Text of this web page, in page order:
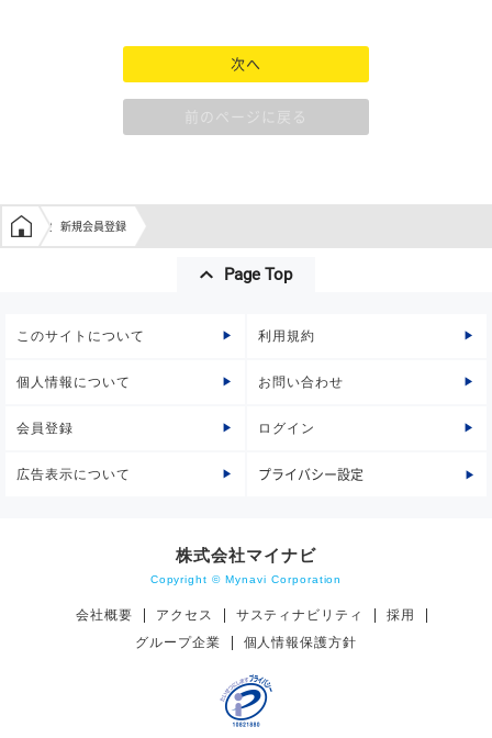
次へ
前のページに戻る
学生の窓口トップ
新規会員登録
Page Top
このサイトについて 利用規約
個人情報について お問い合わせ
会員登録 ログイン
広告表示について プライバシー設定
株式会社マイナビ
Copyright © Mynavi Corporation
会社概要 アクセス サスティナビリティ
採用
グループ企業
個人情報保護方針